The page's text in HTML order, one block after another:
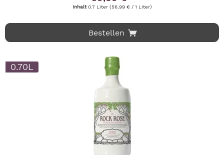
Inhalt0.7 Liter (56,99 € / 1 Liter)
Bestellen
0.70L